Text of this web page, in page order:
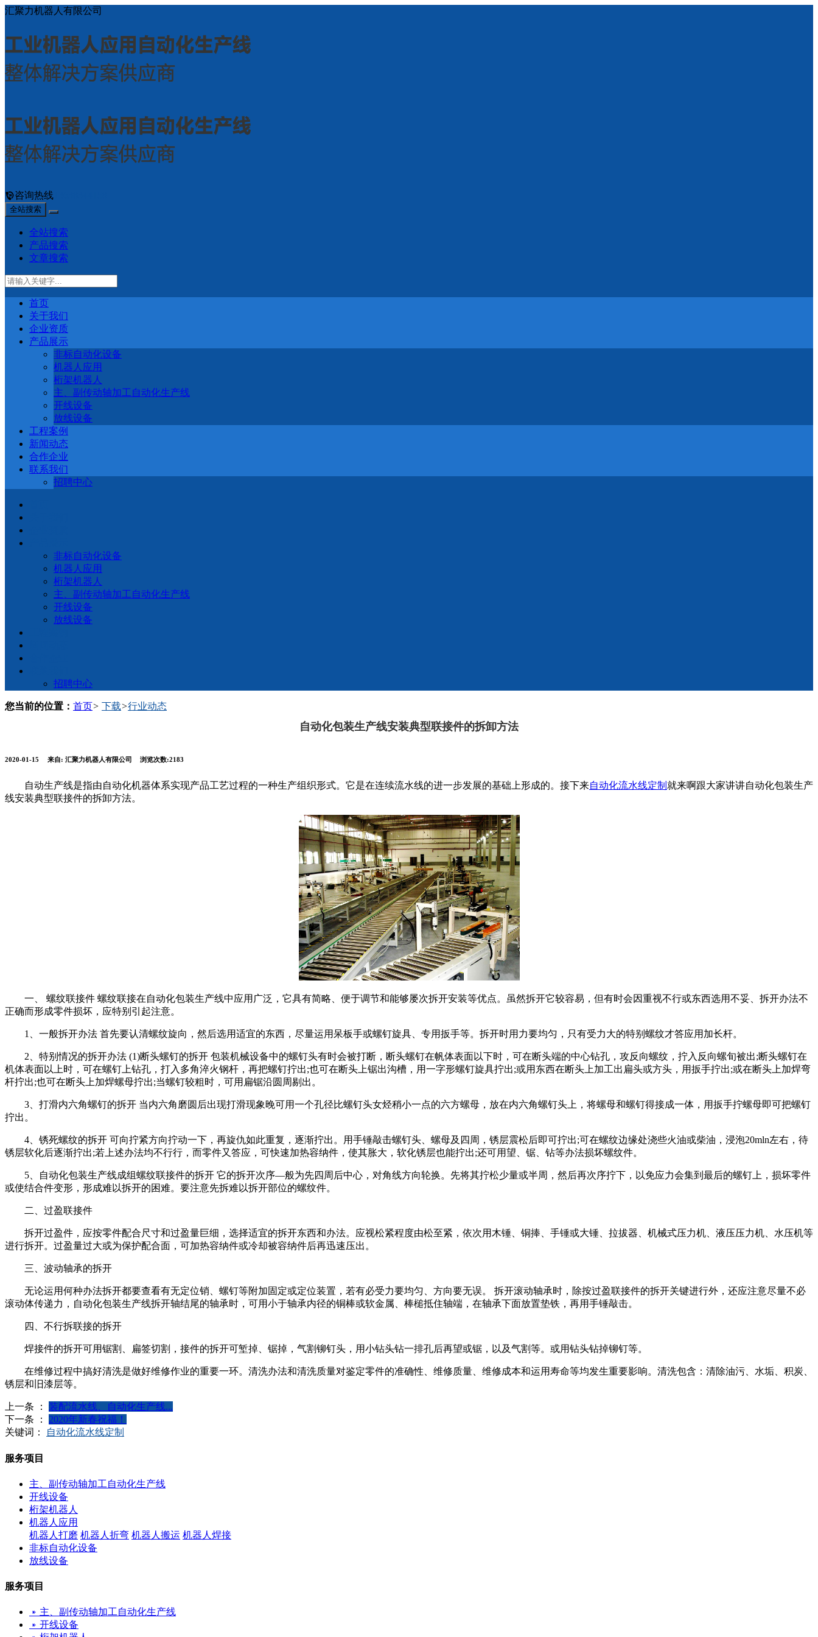
汇聚力机器人有限公司
咨询热线
全站搜索
全站搜索
产品搜索
文章搜索
首页
关于我们
企业资质
产品展示
非标自动化设备
机器人应用
桁架机器人
主、副传动轴加工自动化生产线
开线设备
放线设备
工程案例
新闻动态
合作企业
联系我们
招聘中心
非标自动化设备
机器人应用
桁架机器人
主、副传动轴加工自动化生产线
开线设备
放线设备
招聘中心
您当前的位置： 首页> 下载>行业动态
自动化包装生产线安装典型联接件的拆卸方法
2020-01-15 来自: 汇聚力机器人有限公司 浏览次数:2183
自动生产线是指由自动化机器体系实现产品工艺过程的一种生产组织形式。它是在连续流水线的进一步发展的基础上形成的。接下来自动化流水线定制 就来啊跟大家讲讲自动化包装生产
线安装典型联接件的拆卸方法。
一、 螺纹联接件 螺纹联接在自动化包装生产线中应用广泛，它具有简略、便于调节和能够屡次拆开安装等优点。虽然拆开它较容易，但有时会因重视不行或东西选用不妥、拆开办法不
正确而形成零件损坏，应特别引起注意。
1、一般拆开办法 首先要认清螺纹旋向，然后选用适宜的东西，尽量运用呆板手或螺钉旋具、专用扳手等。拆开时用力要均匀，只有受力大的特别螺纹才答应用加长杆。
2、特别情况的拆开办法 (1)断头螺钉的拆开 包装机械设备中的螺钉头有时会被打断，断头螺钉在帆体表面以下时，可在断头端的中心钻孔，攻反向螺纹，拧入反向螺旬被出;断头螺钉在
机体表面以上时，可在螺钉上钻孔，打入多角淬火钢杆，再把螺钉拧出;也可在断头上锯出沟槽，用一字形螺钉旋具拧出;或用东西在断头上加工出扁头或方头，用扳手拧出;或在断头上加焊弯
杆拧出;也可在断头上加焊螺母拧出;当螺钉较粗时，可用扁锯沿圆周剔出。
3、打滑内六角螺钉的拆开 当内六角磨圆后出现打滑现象晚可用一个孔径比螺钉头女烃稍小一点的六方螺母，放在内六角螺钉头上，将螺母和螺钉得接成一体，用扳手拧螺母即可把螺钉
拧出。
4、锈死螺纹的拆开 可向拧紧方向拧动一下，再旋仇如此重复，逐渐拧出。用手锤敲击螺钉头、螺母及四周，锈层震松后即可拧出;可在螺纹边缘处浇些火油或柴油，浸泡20mln左右，待
锈层软化后逐渐拧出;若上述办法均不行行，而零件又答应，可快速加热容纳件，使其胀大，软化锈层也能拧出;还可用望、锯、钻等办法损坏螺纹件。
5、自动化包装生产线成组螺纹联接件的拆开 它的拆开次序—般为先四周后中心，对角线方向轮换。先将其拧松少量或半周，然后再次序拧下，以免应力会集到最后的螺钉上，损坏零件
或使结合件变形，形成难以拆开的困难。要注意先拆难以拆开部位的螺纹件。
二、过盈联接件
拆开过盈件，应按零件配合尺寸和过盈量巨细，选择适宜的拆开东西和办法。应视松紧程度由松至紧，依次用木锤、铜捧、手锤或大锤、拉拔器、机械式压力机、液压压力机、水压机等
进行拆开。过盈量过大或为保护配合面，可加热容纳件或冷却被容纳件后再迅速压出。
三、波动轴承的拆开
无论运用何种办法拆开都要查看有无定位销、螺钉等附加固定或定位装置，若有必受力要均匀、方向要无误。 拆开滚动轴承时，除按过盈联接件的拆开关键进行外，还应注意尽量不必
滚动体传递力，自动化包装生产线拆开轴结尾的轴承时，可用小于轴承内径的铜棒或软金属、棒槌抵住轴端，在轴承下面放置垫铁，再用手锤敲击。
四、不行拆联接的拆开
焊接件的拆开可用锯割、扁签切割，接件的拆开可堑掉、锯掉，气割铆钉头，用小钻头钻一排孔后再望或锯，以及气割等。或用钻头钻掉铆钉等。
在维修过程中搞好清洗是做好维修作业的重要一环。清洗办法和清洗质量对鉴定零件的准确性、维修质量、维修成本和运用寿命等均发生重要影响。清洗包含：清除油污、水垢、积炭、
锈层和旧漆层等。
上一条 ：
装配流水线、自动化生产线...
下一条 ：
2020年新春祝福！
关键词：
自动化流水线定制
服务项目
主、副传动轴加工自动化生产线
开线设备
桁架机器人
机器人应用
机器人打磨 机器人折弯 机器人搬运 机器人焊接
非标自动化设备
放线设备
服务项目
主、副传动轴加工自动化生产线
开线设备